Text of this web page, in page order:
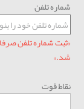
شماره تلفن
«ثبت شماره تلفن
شد.»
نقاط قوت